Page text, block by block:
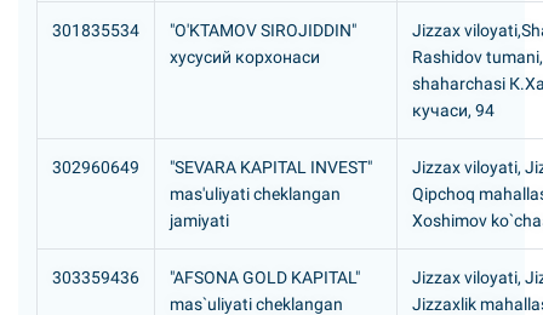
301835534
"O'KTAMOV SIROJIDDIN"
хусусий корхонаси
Jizzax
Rashidov
shaharchasi
кучаси, 94
302960649
"SEVARA KAPITAL INVEST"
mas'uliyati cheklangan
jamiyati
Jizzax viloyati,
Qipchoq
Xoshimov
303359436
"AFSONA GOLD KAPITAL"
mas`uliyati cheklangan
Jizzax viloyati,
Jizzaxlik